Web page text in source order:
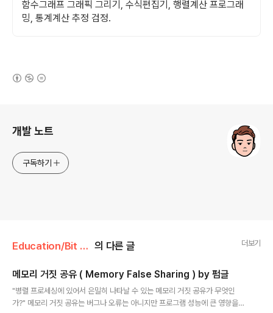
함수그래프 그래픽 그리기, 수식편집기, 행렬계산 프로그래
밍, 통계계산 추정 검정.
개발 노트
구독하기
Education/Bit 18th 의 다른 글 더보기
메모리 거짓 공유 ( Memory False Sharing ) by 펌글
"병렬 프로세싱에 있어서 은밀히 나타날 수 있는 메모리 거짓 공유가 무엇인
가?" 메모리 거짓 공유는 버그나 오류는 아니지만 프로그램 성능에 큰 영향을